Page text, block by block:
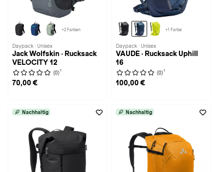
+2 Farben
Daypack · Unisex
Jack Wolfskin · Rucksack
VELOCITY 12
(0) 1
70,00 €
+1 Farbe
Daypack · Unisex
VAUDE · Rucksack Uphill
16
(0) 1
100,00 €
Nachhaltig Nachhaltig